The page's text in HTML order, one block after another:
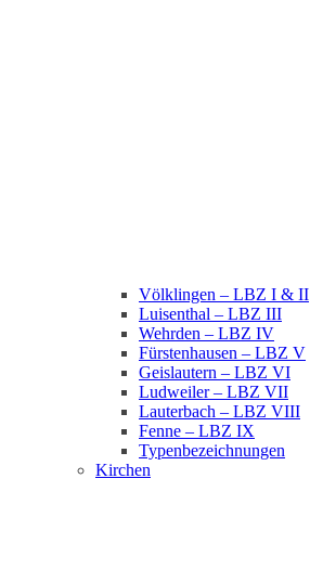
Völklingen – LBZ I & II
Luisenthal – LBZ III
Wehrden – LBZ IV
Fürstenhausen – LBZ V
Geislautern – LBZ VI
Ludweiler – LBZ VII
Lauterbach – LBZ VIII
Fenne – LBZ IX
Typenbezeichnungen
Kirchen